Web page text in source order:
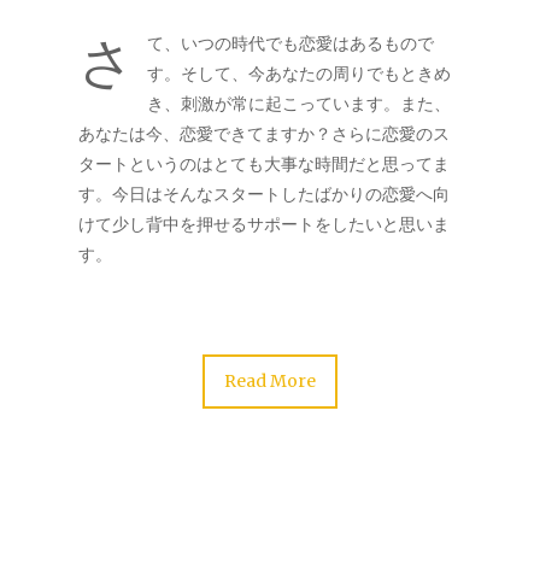
さ
て、いつの時代でも恋愛はあるもので
す。そして、今あなたの周りでもときめ
き、刺激が常に起こっています。また、
あなたは今、恋愛できてますか？さらに恋愛のス
タートというのはとても大事な時間だと思ってま
す。今日はそんなスタートしたばかりの恋愛へ向
けて少し背中を押せるサポートをしたいと思いま
す。
Read More